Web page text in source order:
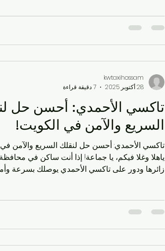
فوري! في مدينة السالمية النابضة بالحياة، يُعد
والآمن أمرًا أساسيًا لسكان الكويت وزوارها. سواء
رقم تاكسي السالمية للوصول إلى العمل،
تاكسي الأحمدي: أحسن حل
السريع والآمن في الكويت!
تاكسي الأحمدي: أحسن حل لنقلك السريع والآمن
ياهلا وغلا فيكم، يا جماعة! إذا أنت ساكن في
زائرها ودور على تاكسي الأحمدي
وأحيانًا حركة مرور تقرف، بس معنا ما راح تتعب.
على مدار اليوم. تخيل: طلعت من الشغل متأخر في
kwtaxihossam
28 أكتوبر 2025
7 دقيقة قراءة